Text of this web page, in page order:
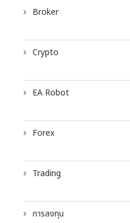
Broker
Crypto
EA Robot
Forex
Trading
การลงทุน